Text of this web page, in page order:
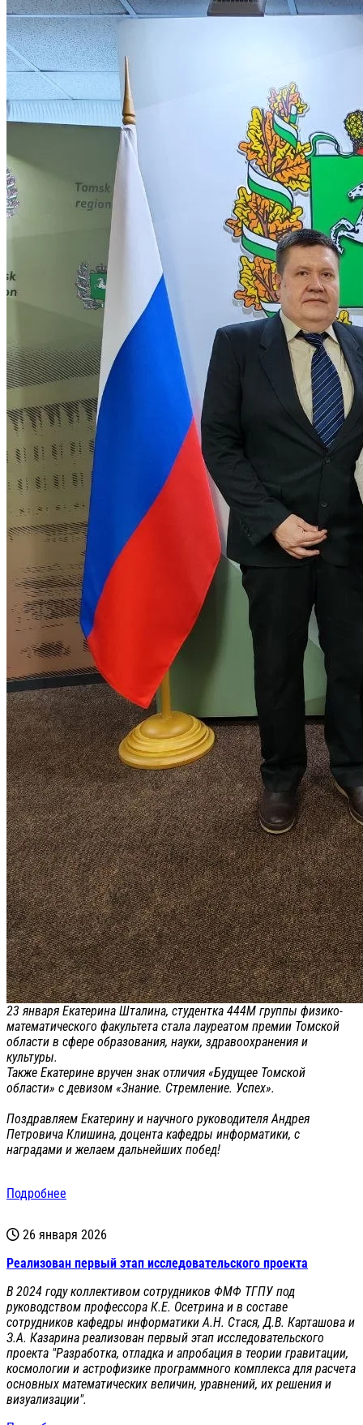
23 января Екатерина Шталина, студентка 444М группы физико-
математического факультета стала лауреатом премии Томской
области в сфере образования, науки, здравоохранения и
культуры.
Также Екатерине вручен знак отличия «Будущее Томской
области» с девизом «Знание. Стремление. Успех».
Поздравляем Екатерину и научного руководителя Андрея
Петровича Клишина, доцента кафедры информатики, с
наградами и желаем дальнейших побед!
Подробнее
26 января 2026
Реализован первый этап исследовательского проекта
В 2024 году коллективом сотрудников ФМФ ТГПУ под
руководством профессора К.Е. Осетрина и в составе
сотрудников кафедры информатики А.Н. Стася, Д.В. Карташова и
З.А. Казарина реализован первый этап исследовательского
проекта "Разработка, отладка и апробация в теории гравитации,
космологии и астрофизике программного комплекса для расчета
основных математических величин, уравнений, их решения и
визуализации".